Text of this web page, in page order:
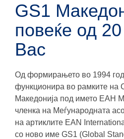
GS1
повеќе од
Вас
Од формирањето во 1994
функционира во рамките на
Македонија под името ЕАН
членка на Меѓународната
на артиклите EAN
со ново име GS1 (Global